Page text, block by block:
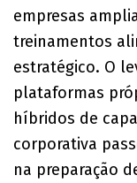
empresas
treinamentos
estratégico. O
plataformas
híbridos de
corporativa
na preparação